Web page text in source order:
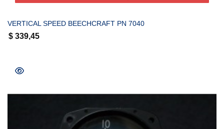
VERTICAL SPEED BEECHCRAFT PN 7040
$ 339,45